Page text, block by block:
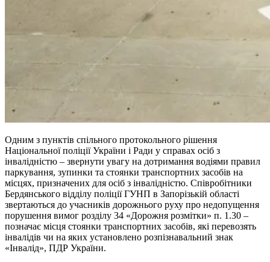
Одним з пунктів спільного протокольного рішення
Національної поліції України і Ради у справах осіб з
інвалідністю – звернути увагу на дотримання водіями правил
паркування, зупинки та стоянки транспортних засобів на
місцях, призначених для осіб з інвалідністю. Співробітники
Бердянського відділу поліції ГУНП в Запорізькій області
звертаються до учасників дорожнього руху про недопущення
порушення вимог розділу 34 «Дорожня розмітки» п. 1.30 –
позначає місця стоянки транспортних засобів, які перевозять
інвалідів чи на яких установлено розпізнавальний знак
«Інвалід», ПДР України.